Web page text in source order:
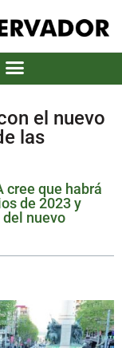
el nuevo
las
cree que habrá
de 2023 y
nuevo